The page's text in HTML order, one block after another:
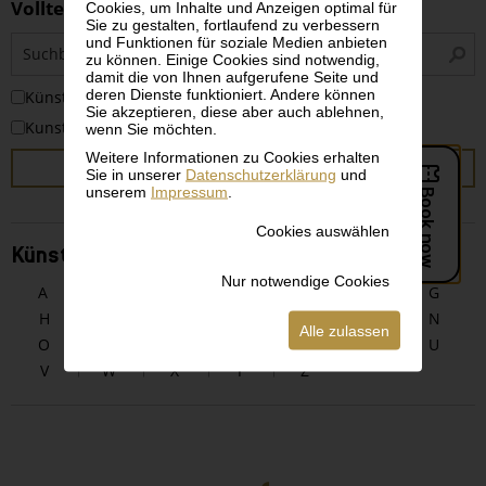
Cookies, um Inhalte und Anzeigen optimal für
Sie zu gestalten, fortlaufend zu verbessern
und Funktionen für soziale Medien anbieten
zu können. Einige Cookies sind notwendig,
damit die von Ihnen aufgerufene Seite und
deren Dienste funktioniert. Andere können
Sie akzeptieren, diese aber auch ablehnen,
wenn Sie möchten.
Weitere Informationen zu Cookies erhalten
Sie in unserer Datenschutzerklärung und
unserem Impressum
Cookies auswählen
Nur notwendige Cookies
Alle zulassen
Volltextsuche
KünstlerInnen
Kunstwerke
SUCHEN
KünstlerInnen alphabetisch
A D E F
G
H
L M
N
O
S T
U
V
W X Y Z